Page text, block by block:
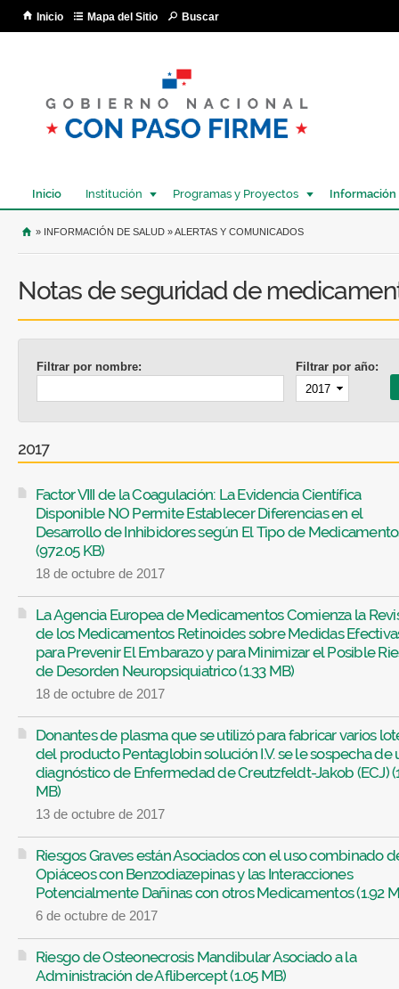
Inicio Mapa del Sitio Buscar
Inicio Institución Programas y Proyectos Información
USTED SE ENCUENTRA AQUÍ
» INFORMACIÓN DE SALUD » ALERTAS Y COMUNICADOS
Notas de seguridad de
Filtrar por nombre:
Filtrar por año:
Año
2017
Factor VIII de la Coagulación: La Evidencia Científica
Disponible NO Permite Establecer Diferencias en el
Desarrollo de Inhibidores según El Tipo de
(972.05 KB)
18 de octubre de 2017
La Agencia Europea de Medicamentos Comienza la
de los Medicamentos Retinoides sobre Medidas
para Prevenir El Embarazo y para Minimizar el Posible
de Desorden Neuropsiquiatrico (1.33 MB)
18 de octubre de 2017
Donantes de plasma que se utilizó para fabricar varios
del producto Pentaglobin solución I.V. se le sospecha de
diagnóstico de Enfermedad de Creutzfeldt-Jakob (ECJ)
MB)
13 de octubre de 2017
Riesgos Graves están Asociados con el uso combinado
Opiáceos con Benzodiazepinas y las Interacciones
Potencialmente Dañinas con otros Medicamentos (1.92
6 de octubre de 2017
Riesgo de Osteonecrosis Mandibular Asociado a la
Administración de Aflibercept (1.05 MB)